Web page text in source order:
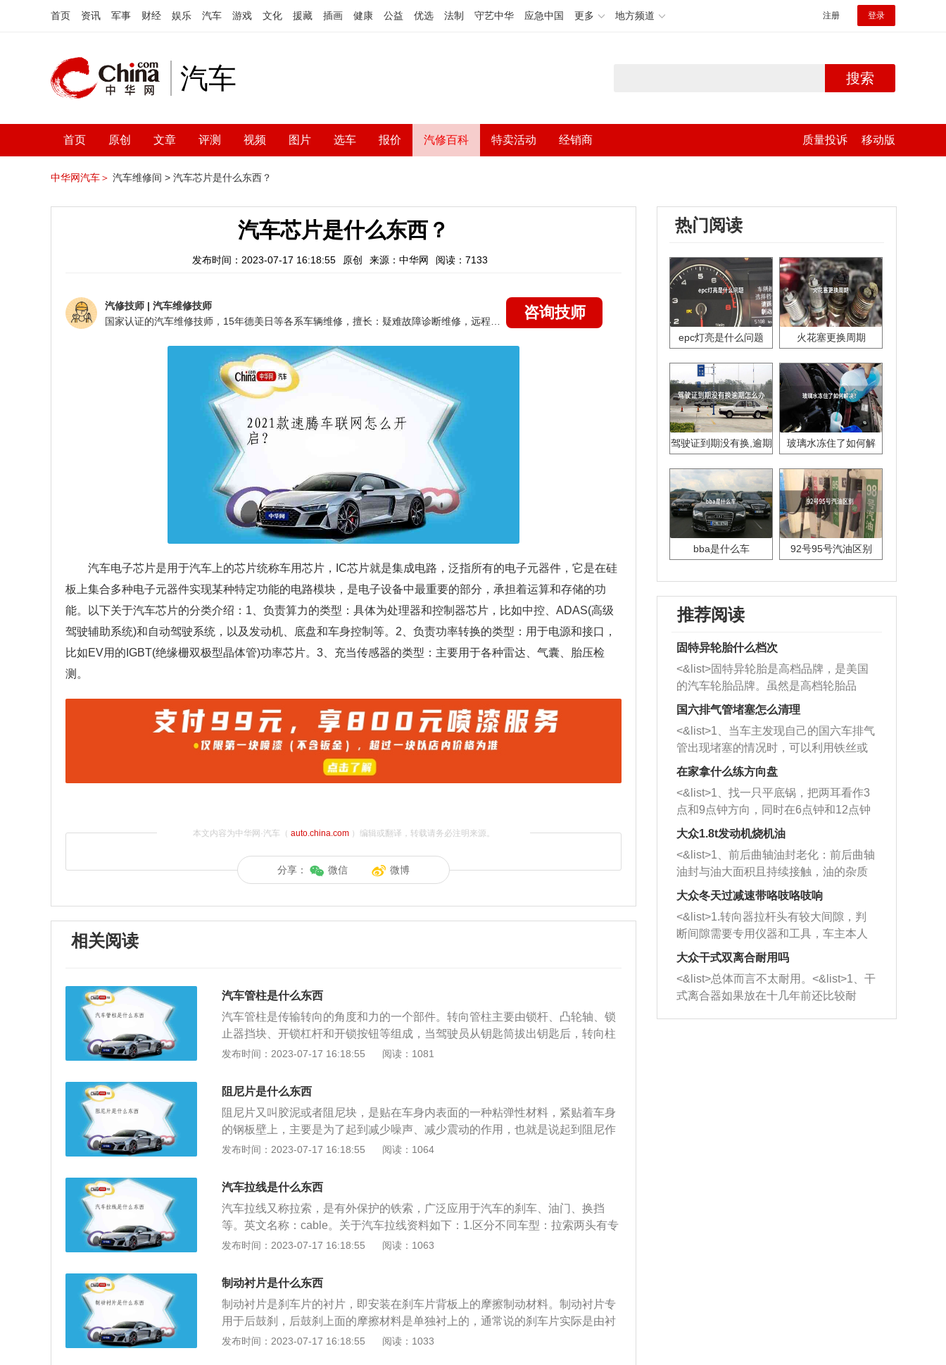
首页 资讯 军事 财经 娱乐 汽车 游戏 文化 援藏 插画 健康 公益 优选 法制 守艺中华 应急中国 更多 地方频道 注册 登录
汽车 搜索
首页 原创 文章 评测 视频 图片 选车 报价 汽修百科 特卖活动 经销商 质量投诉 移动版
中华网汽车＞ 汽车维修间 > 汽车芯片是什么东西？
汽车芯片是什么东西？
发布时间：2023-07-17 16:18:55 原创 来源：中华网 阅读：7133
汽修技师 | 汽车维修技师
咨询技师
汽车电子芯片是用于汽车上的芯片统称车用芯片，IC芯片就是集成电路，泛指所有的电子元器件，它是在硅
板上集合多种电子元器件实现某种特定功能的电路模块，是电子设备中最重要的部分，承担着运算和存储的功
能。以下关于汽车芯片的分类介绍：1、负责算力的类型：具体为处理器和控制器芯片，比如中控、ADAS(高级
驾驶辅助系统)和自动驾驶系统，以及发动机、底盘和车身控制等。2、负责功率转换的类型：用于电源和接口，
比如EV用的IGBT(绝缘栅双极型晶体管)功率芯片。3、充当传感器的类型：主要用于各种雷达、气囊、胎压检
测。
本文内容为中华网·汽车（ auto.china.com）编辑或翻译，转载请务必注明来源。
分享： 微信 微博
相关阅读
汽车管柱是什么东西
汽车管柱是传输转向的角度和力的一个部件。转向管柱主要由锁杆、凸轮轴、锁
止器挡块、开锁杠杆和开锁按钮等组成，当驾驶员从钥匙筒拔出钥匙后，转向柱
便被锁杆锁住，这样即使偷窃者不用钥匙而把发动机起动，但汽车仍不能够转向
转向过度或转向不足、转向抖动和转向异响，转向柱出现故障时会影响车辆的转
向性能，因此车主需要及时对其进行修理才能保证行车安全。汽车管柱的作用：
1、汽车前部的转向管柱及转向轴在碰撞力的作用下向驾驶员胸部方向运动，驾
驶员受惯性的影响有冲向方向盘的运动；2、能量一部分由约束装置加以吸收，
良好的汽车转向系统应能够保证驾驶员在汽车发生碰撞时受到的伤害最小，汽车
碰撞过程中的作用，缩短了汽车正面碰撞时方向盘后移尺寸，降低了驾乘人员受
二次伤害的程度，提高了汽车的被动安全性能。
发布时间：2023-07-17 16:18:55 阅读：1081
阻尼片是什么东西
阻尼片又叫胶泥或者阻尼块，是贴在车身内表面的一种粘弹性材料，紧贴着车身
的钢板壁上，主要是为了起到减少噪声、减少震动的作用，也就是说起到阻尼作
用。所有小轿车里都安装有阻尼片。此外，航天飞行器、飞机等其他需要减震降
物理和化学性能稳定，具有优良的减振降噪性、耐热性、耐寒性、防老性和极强
的粘接性，对人体皮肤无任何刺激作用，对金属、塑料、橡胶等材料无腐蚀作
用。最佳使用温度范围：25℃±10℃。制作材料：在欧美等汽车工业发达的国
家，汽车阻尼片一般都使用高分子树脂材料，或者橡胶材料作为原材料，并辅以
部分改性特种高阻尼材料，配以适量填充剂、软化剂、防老剂等混炼而成。这种
的片材并涂刮不干性压敏胶粘剂辅以离型纸保护复合而成。以一辆车为例，需要
贴这种阻尼片的部位有八到十二处，其中大多位于封闭的汽车驾驶室内，总面积
约3平方米，沥青的总用量大约为十公斤。由于太阳暴晒及发动机散热，紧贴钢
慢的释放过程。多环芳烃中间对人体影响最大的是苯并芘，是一种突变原，是一
发布时间：2023-07-17 16:18:55 阅读：1064
汽车拉线是什么东西
汽车拉线又称拉索，是有外保护的铁索，广泛应用于汽车的刹车、油门、换挡
等。英文名称：cable。关于汽车拉线资料如下：1.区分不同车型：拉索两头有专
门的扣具对应不同车型，同类别的拉索，主要用长度和球头扣具来区分车型。2.
里程表软轴，选换档拉索等。3.刹车拉索定义：用于拉动改变变速器档位，离合
器，刹车的钢丝绳索。代理拉杆操纵改变机床、汽车、拖拉机等机器运转速度或
牵引力，或者门锁的装置，由许多直径大小不同的组成。通常装在发动机化油
器，燃油泵，节气门，变速器，离合器，轮毂上。
发布时间：2023-07-17 16:18:55 阅读：1063
制动衬片是什么东西
制动衬片是刹车片的衬片，即安装在刹车片背板上的摩擦制动材料。制动衬片专
用于后鼓刹，后鼓刹上面的摩擦材料是单独衬上的，通常说的刹车片实际是由衬
片和摩擦片通过铆接组成的刹车片总成。刹车片也叫刹车皮，是指固定在与车轮
发布时间：2023-07-17 16:18:55 阅读：1033
热门阅读
epc灯亮是什么问题 火花塞更换周期
驾驶证到期没有换,逾期
玻璃水冻住了如何解
bba是什么车 92号95号汽油区别
推荐阅读
固特异轮胎什么档次
<&list>固特异轮胎是高档品牌，是美国
的汽车轮胎品牌。虽然是高档轮胎品
牌，但是中高低端的轮胎都有生产，这
也是为了更好的开拓市场。
国六排气管堵塞怎么清理
<&list>1、当车主发现自己的国六车排气
管出现堵塞的情况时，可以利用铁丝或
者是细棍，直接将杂物给取出来，如果
堵塞情况比较严重，也可以采取应急措
施。 <&list>2、直接利用木棍将所有的
杂物推到排气管里面的位置处，然后将
三元催化器拆解开，就可以将堵塞的东
西取出来。但如果是因为积碳过多引起
的堵塞，就需要将三元催化器泡在草酸
洗剂对堵塞的情况得到解决，将清洗剂
放在燃油箱中，与燃油混合后，车辆启
动时，就可以和汽油一起进入到燃烧
室，最后形成废气排出，就可以让三元
催化器得到清洗，排气管堵塞的情况就
能够得到解决。
在家拿什么练方向盘
<&list>1、找一只平底锅，把两耳看作3
点和9点钟方向，同时在6点钟和12点钟
方向做一个标记。 <&list>2、双手握住
一圈半的练习，往右同样也要打相同的
圈数。 <&list>3、最后强调要反复练
习，这样就可以形成肌肉记忆，在真实
驾驶车辆时，不需要记忆也能打好方
向。
大众1.8t发动机烧机油
<&list>1、前后曲轴油封老化：前后曲轴
油封与油大面积且持续接触，油的杂质
和发动机内持续温度变化使其密封效果
逐渐减弱，导致渗油或漏油。<&list>2、
活塞间隙过大：积碳会使活塞环与缸体
的间隙扩大，导致机油流入燃烧室中，
造成烧机油。<&list>3、机油粘度。使用
机油粘度过小的话，同样会有烧机油现
象，机油粘度过小具有很好的流动性，
大众冬天过减速带咯吱咯吱响
<&list>1.转向器拉杆头有较大间隙，判
断间隙需要专用仪器和工具，车主本人
无法制作，需要将车辆送到修理厂或4s
店；<&list>2.车辆半轴套管防尘罩破
裂，破裂后会出现漏油现象，使半轴磨
损严重，磨损的半轴容易损坏，产生异
响；<&list>3.稳定器的转向胶套和球头
大众干式双离合耐用吗
<&list>总体而言不太耐用。<&list>1、干
式离合器如果放在十几年前还比较耐